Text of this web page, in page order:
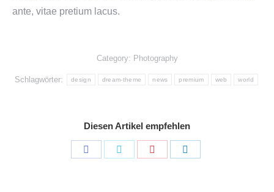
ante, vitae pretium lacus.
Category: Photography
Schlagwörter: design dream-theme news premium web world
Diesen Artikel empfehlen